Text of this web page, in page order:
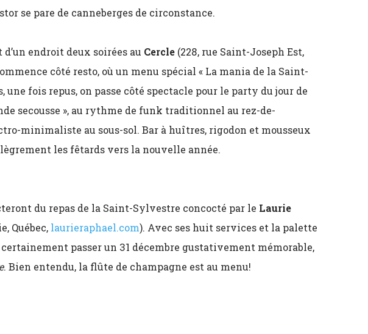
se pare de canneberges de circonstance.
endroit deux soirées au Cercle(228, rue Saint-Joseph Est,
côté resto, où un menu spécial « La mania de la Saint-
une fois repus, on passe côté spectacle pour le party du jour de
secousse », au rythme de funk traditionnel au rez-de-
minimaliste au sous-sol. Bar à huîtres, rigodon et mousseux
les fêtards vers la nouvelle année.
du repas de la Saint-Sylvestre concocté par le Laurie
Québec, laurieraphael.com). Avec ses huit services et la palette
passer un 31 décembre gustativement mémorable,
. Bien entendu, la flûte de champagne est au menu!